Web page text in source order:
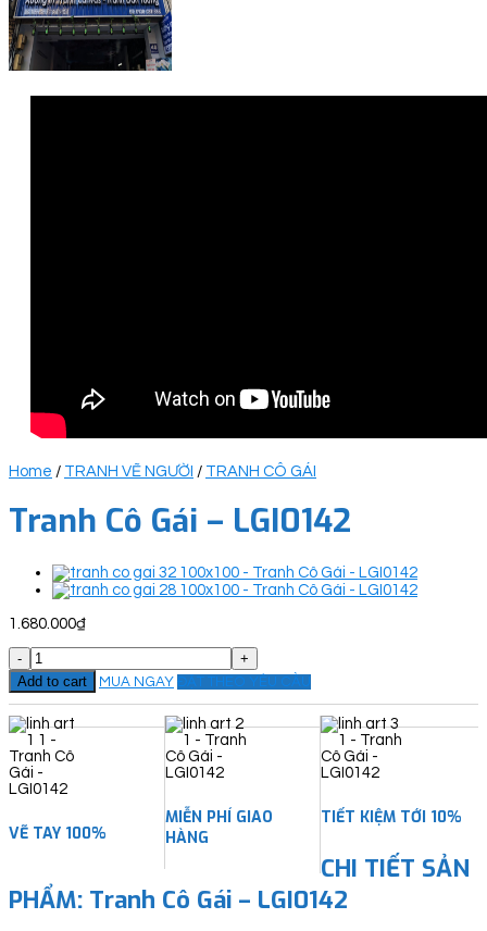
Home / TRANH VẼ NGƯỜI / TRANH CÔ GÁI
Tranh Cô Gái – LGI0142
1.680.000₫
Tranh
Cô
Gái
-
LGI0142
quantity
Add to cart MUA NGAY ĐẶT THEO YÊU CẦU
VẼ TAY 100%
MIỄN PHÍ GIAO
HÀNG
TIẾT KIỆM TỚI 10%
CHI TIẾT SẢN
PHẨM: Tranh Cô Gái – LGI0142